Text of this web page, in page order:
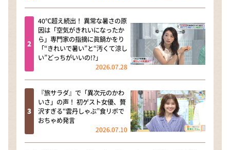
40℃超え続出！ 異常な暑さの原
因は「空気がきれいになったか
ら」専門家の指摘に眞鍋かをり
「“きれいで暑い”と“汚くて涼し
い”どっちがいいの!?」
2026.07.28
『旅サラダ』で「異次元のかわ
いさ」の声！ 初ゲスト女優、贅
沢すぎる“雲丹しゃぶ”食リポで
おちゃめ発言
2026.07.10